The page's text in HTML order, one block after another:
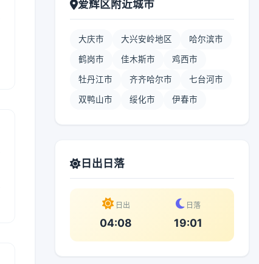
爱辉区附近城市
大庆市 大兴安岭地区 哈尔滨市
鹤岗市 佳木斯市 鸡西市
牡丹江市 齐齐哈尔市 七台河市
双鸭山市 绥化市 伊春市
日出日落
日出
04:08
日落
19:01